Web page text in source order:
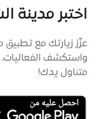
اختبر مدينة
عزّز زيارتك مع
واستكشف الفعاليات،
متناول يدك!